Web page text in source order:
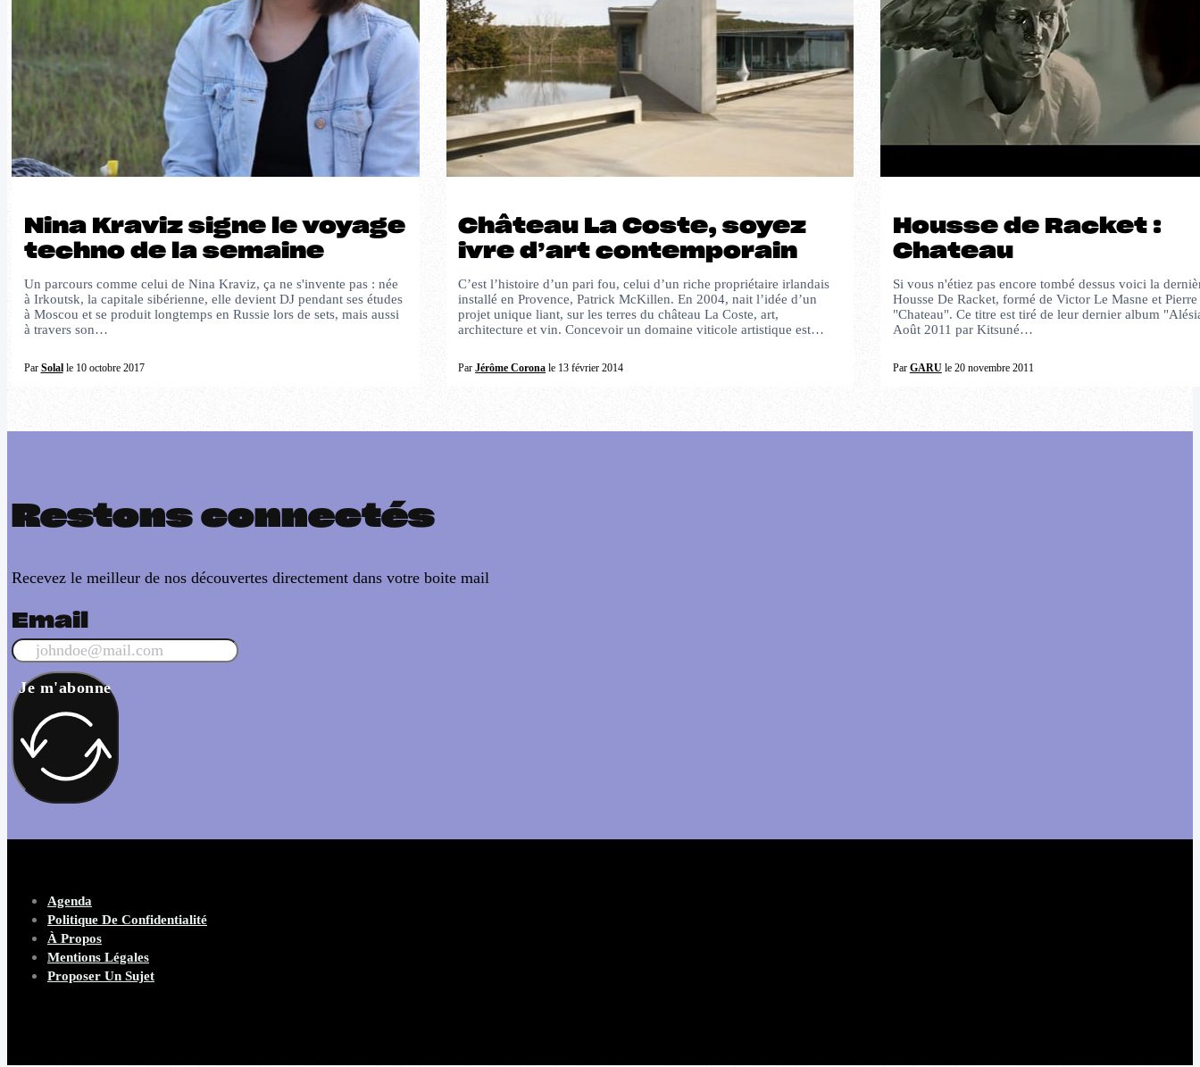
Nina Kraviz signe le voyage
techno de la semaine
Un parcours comme celui de Nina Kraviz, ça ne s'invente pas : née
à Irkoutsk, la capitale sibérienne, elle devient DJ pendant ses études
à Moscou et se produit longtemps en Russie lors de sets, mais aussi
à travers son…
Par Solalle 10 octobre 2017
Château La Coste, soyez
ivre d’art contemporain
C’est l’histoire d’un pari fou, celui d’un riche propriétaire irlandais
installé en Provence, Patrick McKillen. En 2004, nait l’idée d’un
projet unique liant, sur les terres du château La Coste, art,
architecture et vin. Concevoir un domaine viticole artistique est…
ParJérôme Corona le 13 février 2014
Housse de Racket :
Chateau
Si vous n'étiez pas encore tombé dessus voici la
Housse De Racket, formé de Victor Le Masne et
"Chateau". Ce titre est tiré de leur dernier album
Août 2011 par Kitsuné…
Par GARUle 20 novembre 2011
Restons connectés
Recevez le meilleur de nos découvertes directement dans votre boite mail
Email
Je m'abonne
Agenda
Politique De Confidentialité
À Propos
Mentions Légales
Proposer Un Sujet